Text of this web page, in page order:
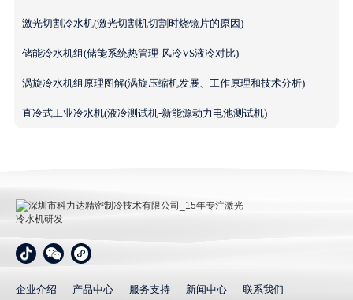
激光切割冷水机(激光切割机切割时烧镜片的原因)
储能冷水机组(储能系统热管理-风冷VS液冷对比)
涡旋冷水机组原理图解(涡旋压缩机发展、工作原理和技术分析)
直冷式工业冷水机(液冷测试机-新能源动力电池测试机)
深圳市科力达精密制冷技术有限公司_15年专注激光冷
水机研发
企业介绍 产品中心 服务支持 新闻中心 联系我们